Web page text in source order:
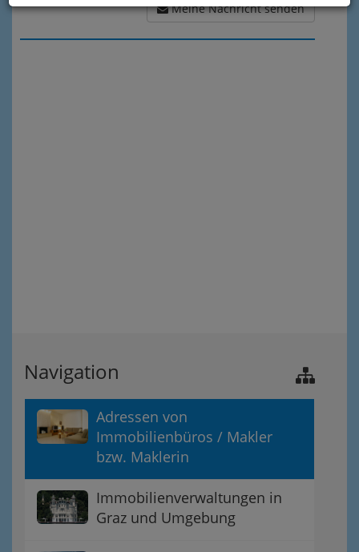
Meine Nachricht senden
Navigation
Adressen von
Immobilienbüros / Makler
bzw. Maklerin
Immobilienverwaltungen in
Graz und Umgebung